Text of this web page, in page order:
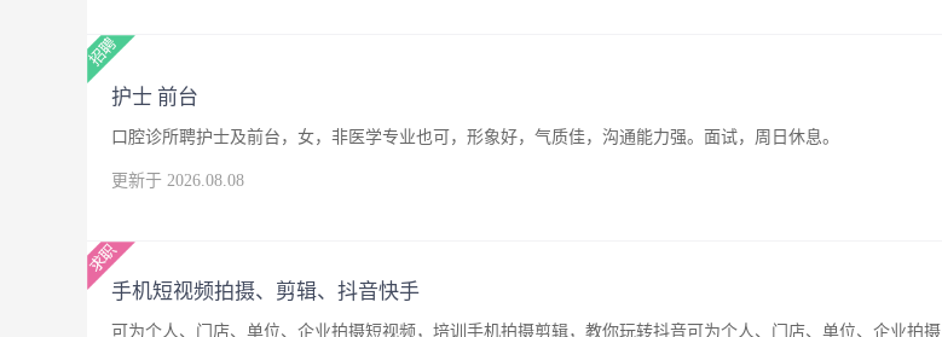
护士 前台
口腔诊所聘护士及前台，女，非医学专业也可，形象好，气质佳，沟通能力强。面试，周日休息。
更新于 2026.08.08
手机短视频拍摄、剪辑、抖音快手
可为个人、门店、单位、企业拍摄短视频，培训手机拍摄剪辑，教你玩转抖音可为个人、门店、单位、企业拍摄